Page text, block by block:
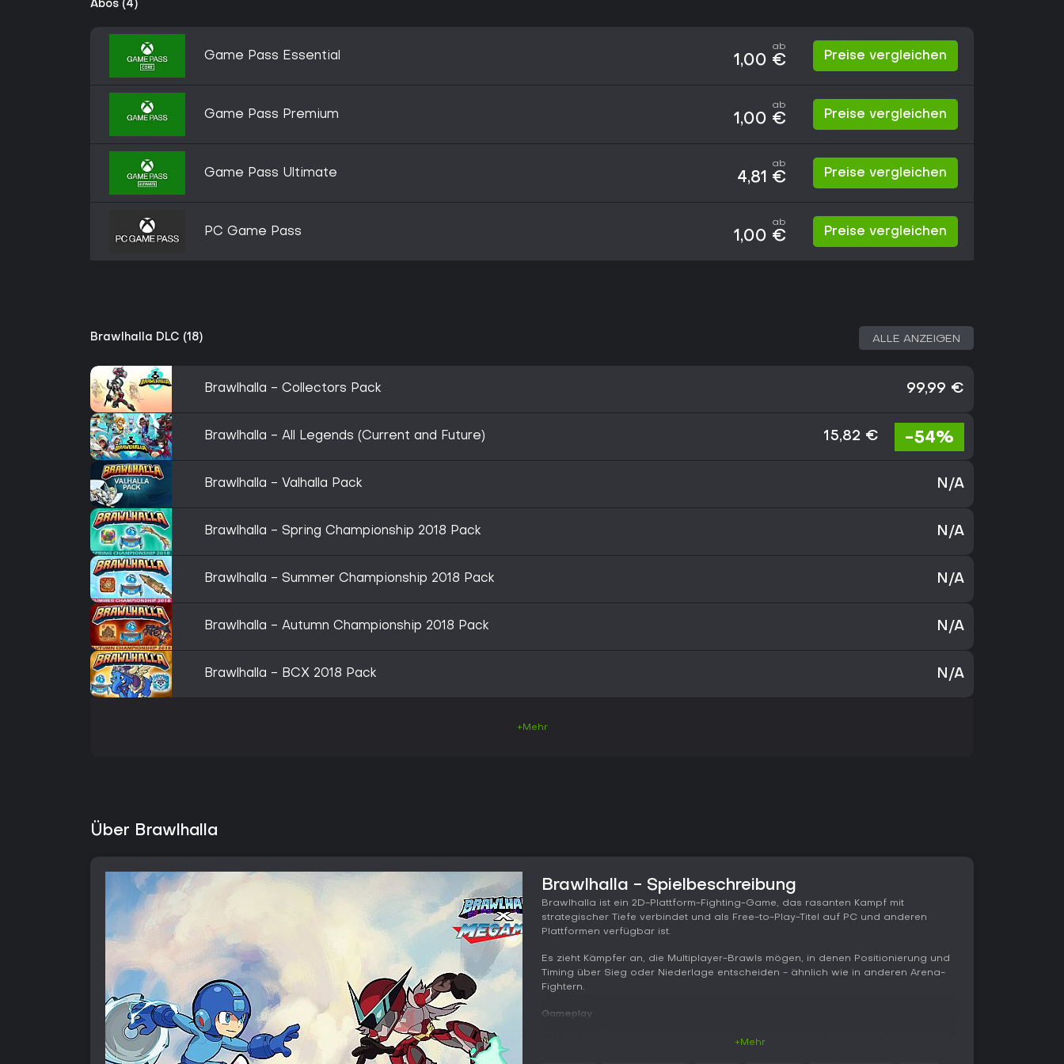
Abos (4)
Game Pass Essential
ab
1,00 € Preise vergleichen
Game Pass Premium
ab
1,00 € Preise vergleichen
Game Pass Ultimate
ab
4,81 € Preise vergleichen
PC Game Pass
ab
1,00 € Preise vergleichen
Brawlhalla DLC (18) ALLE ANZEIGEN
Brawlhalla - Collectors Pack 99,99 €
Brawlhalla - All Legends (Current and Future) 15,82 € -54%
Brawlhalla - Valhalla Pack N/A
Brawlhalla - Spring Championship 2018 Pack N/A
Brawlhalla - Summer Championship 2018 Pack N/A
Brawlhalla - Autumn Championship 2018 Pack N/A
Brawlhalla - BCX 2018 Pack N/A
+Mehr
Über Brawlhalla
Brawlhalla - Spielbeschreibung
Brawlhalla ist ein 2D-Plattform-Fighting-Game, das rasanten Kampf mit
strategischer Tiefe verbindet und als Free-to-Play-Titel auf PC und anderen
Plattformen verfügbar ist.
Es zieht Kämpfer an, die Multiplayer-Brawls mögen, in denen Positionierung und
Timing über Sieg oder Niederlage entscheiden - ähnlich wie in anderen Arena-
Fightern.
Gameplay
+Mehr